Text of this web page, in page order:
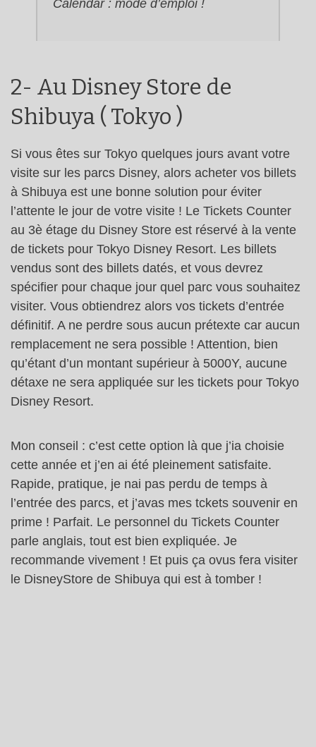
Calendar : mode d’emploi !
2- Au Disney Store de
Shibuya ( Tokyo )
Si vous êtes sur Tokyo quelques jours avant votre
visite sur les parcs Disney, alors acheter vos billets
à Shibuya est une bonne solution pour éviter
l’attente le jour de votre visite ! Le Tickets Counter
au 3è étage du Disney Store est réservé à la vente
de tickets pour Tokyo Disney Resort. Les billets
vendus sont des billets datés, et vous devrez
spécifier pour chaque jour quel parc vous souhaitez
visiter. Vous obtiendrez alors vos tickets d’entrée
définitif. A ne perdre sous aucun prétexte car aucun
remplacement ne sera possible ! Attention, bien
qu’étant d’un montant supérieur à 5000Y, aucune
détaxe ne sera appliquée sur les tickets pour Tokyo
Disney Resort.
Mon conseil : c’est cette option là que j’ia choisie
cette année et j’en ai été pleinement satisfaite.
Rapide, pratique, je nai pas perdu de temps à
l’entrée des parcs, et j’avas mes tckets souvenir en
prime ! Parfait. Le personnel du Tickets Counter
parle anglais, tout est bien expliquée. Je
recommande vivement ! Et puis ça ovus fera visiter
le DisneyStore de Shibuya qui est à tomber !